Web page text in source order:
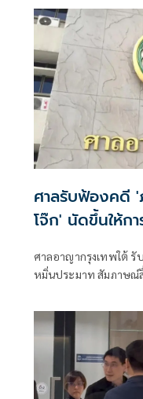
หมุนเวียนกว่า 2 หมื่นล้
ศาลรับฟ้องคดี
โจ๊ก' นัดขึ้นให้ก
ศาลอาญากรุงเทพใต้
หมิ่นประมาท สัมภาษณ์